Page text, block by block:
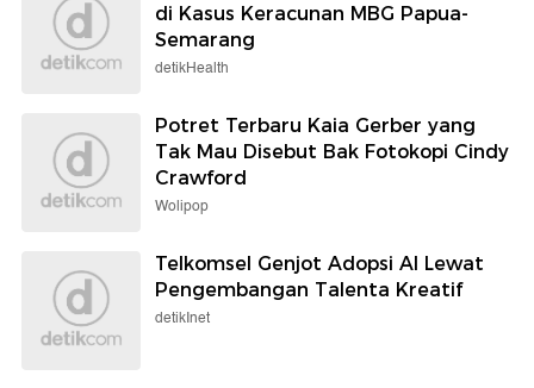
di Kasus Keracunan MBG Papua-
Semarang
detikHealth
Potret Terbaru Kaia Gerber yang
Tak Mau Disebut Bak Fotokopi Cindy
Crawford
Wolipop
Telkomsel Genjot Adopsi AI Lewat
Pengembangan Talenta Kreatif
detikInet